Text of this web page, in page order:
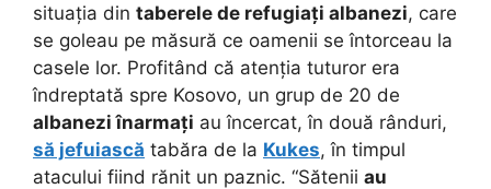
situația din taberele de refugiați albanezi, care
se goleau pe măsură ce oamenii se întorceau la
casele lor. Profitând că atenția tuturor era
îndreptată spre Kosovo, un grup de 20 de
albanezi înarmați au încercat, în două rânduri,
să jefuiască tabăra de la Kukes, în timpul
atacului fiind rănit un paznic. “Sătenii au